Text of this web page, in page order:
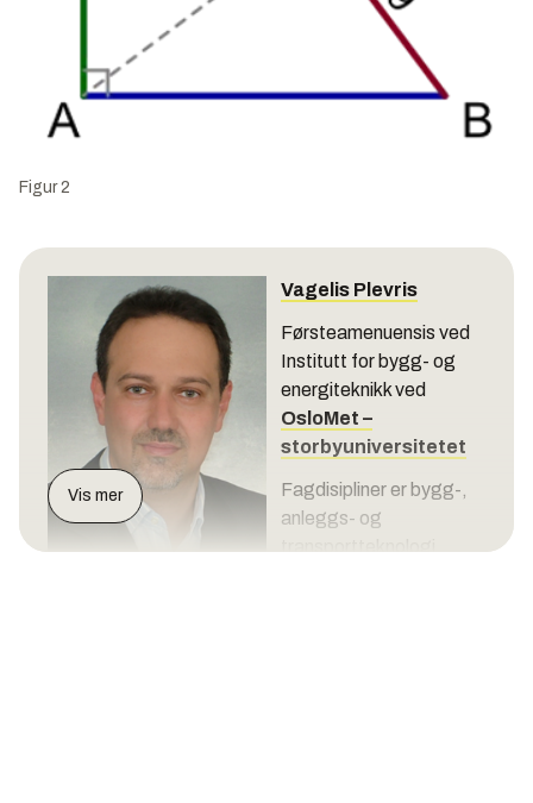
Figur 2
Vagelis Plevris
Førsteamenuensis ved
Institutt for bygg- og
energiteknikk ved
OsloMet –
storbyuniversitetet
Fagdisipliner er bygg-,
anleggs- og
Vis mer